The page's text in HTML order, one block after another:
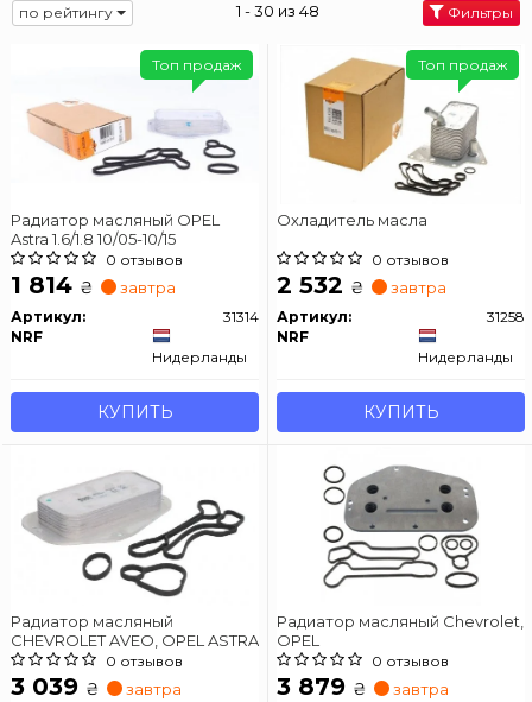
по рейтингу 1 - 30 из 48 Фильтры
Радиатор масляный OPEL
Astra 1.6/1.8 10/05-10/15
0 отзывов
1 814 ₴ завтра
Артикул:
31314
NRF
Нидерланды
КУПИТЬ
Топ продаж
Охладитель масла
0 отзывов
2 532 ₴ завтра
Артикул:
31258
NRF
Нидерланды
КУПИТЬ
Топ продаж
Радиатор масляный
CHEVROLET AVEO, OPEL ASTRA
0 отзывов
3 039 ₴ завтра
Радиатор масляный Chevrolet,
OPEL
0 отзывов
3 879 ₴ завтра